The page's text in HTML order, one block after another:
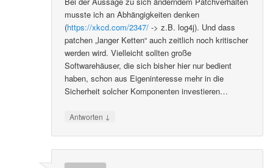
musste ich an Abhängigkeiten denken
(https://xkcd.com/2347/ -> z.B. log4j). Und dass
patchen „langer Ketten“ auch zeitlich noch kritischer
werden wird. Vielleicht sollten große
Softwarehäuser, die sich bisher hier nur bedient
haben, schon aus Eigeninteresse mehr in die
Sicherheit solcher Komponenten investieren…
Antworten ↓